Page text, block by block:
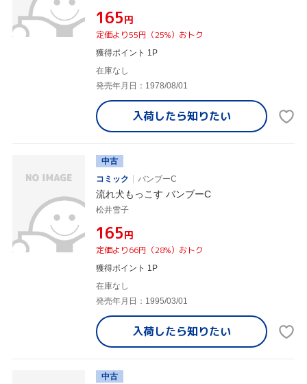
¥165円
定価より55円（25%）おトク
獲得ポイント 1P
在庫なし
発売年月日：1978/08/01
入荷したら知りたい
中古
コミック
バンブーC
流れ犬もっこす バンブーC
松井雪子
¥165円
定価より66円（28%）おトク
獲得ポイント 1P
在庫なし
発売年月日：1995/03/01
入荷したら知りたい
中古